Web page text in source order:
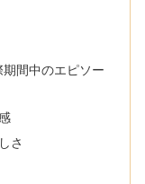
間中のエピソー
さ